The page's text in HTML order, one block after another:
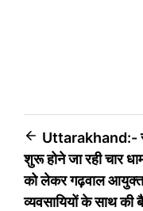
Post
navigation
Uttarakhand:-
शुरू होने जा रही चार
को लेकर गढ़वाल
व्यवसायियों के साथ की